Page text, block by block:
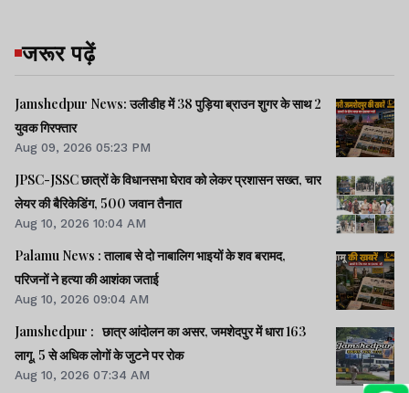
जरूर पढ़ें
Jamshedpur News: उलीडीह में 38 पुड़िया ब्राउन शुगर के साथ 2
युवक गिरफ्तार
Aug 09, 2026 05:23 PM
JPSC-JSSC छात्रों के विधानसभा घेराव को लेकर प्रशासन सख्त, चार
लेयर की बैरिकेडिंग, 500 जवान तैनात
Aug 10, 2026 10:04 AM
Palamu News : तालाब से दो नाबालिग भाइयों के शव बरामद,
परिजनों ने हत्या की आशंका जताई
Aug 10, 2026 09:04 AM
Jamshedpur : छात्र आंदोलन का असर, जमशेदपुर में धारा 163
लागू, 5 से अधिक लोगों के जुटने पर रोक
Aug 10, 2026 07:34 AM